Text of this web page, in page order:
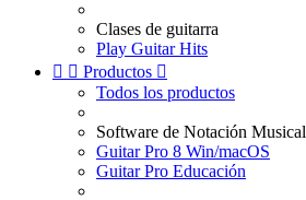
Clases de guitarra
Play Guitar Hits
  Productos 
Todos los productos
Software de Notación Musical
Guitar Pro 8 Win/macOS
Guitar Pro Educación